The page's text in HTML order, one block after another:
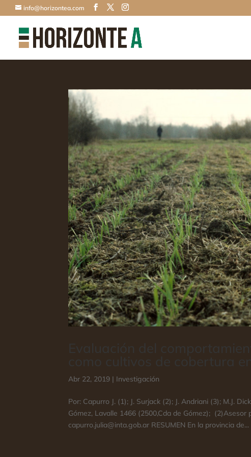
info@horizontea.com
Abr 22, 2019 | Investigación
Por: Capurro J. (1); J. Surjack (2); J. Andriani (3); M.J.
Gómez, Lavalle 1466 (2500,Cda de Gómez); (2)Asesor
capurro.julia@inta.gob.ar RESUMEN En la provincia de...